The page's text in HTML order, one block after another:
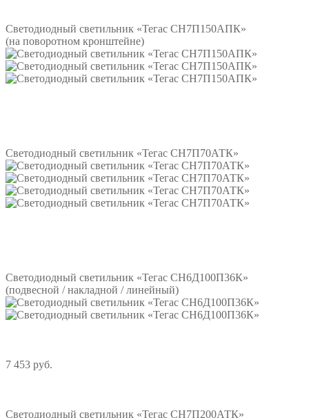
Светодиодный светильник «Тегас СН7П150АПК»
(на поворотном кронштейне)
Светодиодный светильник «Тегас СН7П70АТК»
Светодиодный светильник «Тегас СН6Д100П36К»
(подвесной / накладной / линейный)
7 453 руб.
Светодиодный светильник «Тегас СН7П200АТК»